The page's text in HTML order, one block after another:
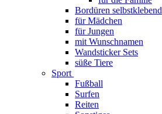
Bordüren selbstklebend
für Mädchen
für Jungen
mit Wunschnamen
Wandsticker Sets
süße Tiere
Sport
Fußball
Surfen
Reiten